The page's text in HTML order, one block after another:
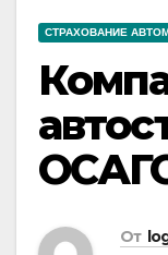
СТРАХОВАНИЕ
От